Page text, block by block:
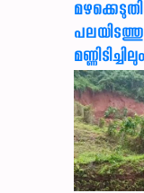
മണ്ണിടിച്ചിലും